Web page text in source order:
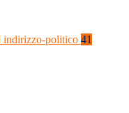
indirizzo-politico 41